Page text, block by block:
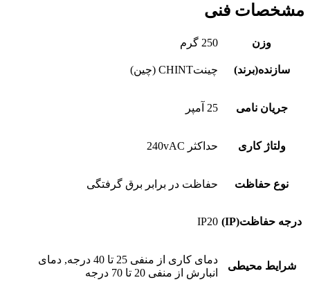
مشخصات فنی
وزن 250 گرم
سازنده(برند) چینتCHINT (چین)
جریان نامی 25 آمپر
ولتاژ کاری حداکثر 240vAC
نوع حفاظت حفاظت در برابر برق گرفتگی
درجه حفاظت(IP) IP20
شرایط محیطی
دمای کاری از منفی 25 تا 40 درجه, دمای
انبارش از منفی 20 تا 70 درجه